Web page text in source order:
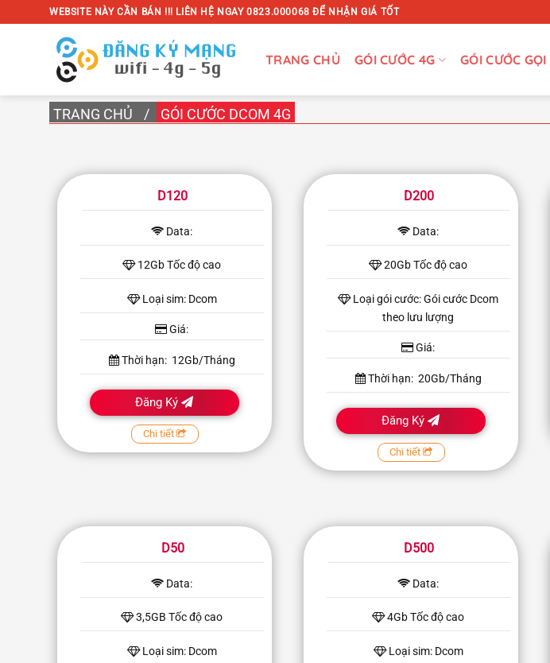
qua
WEBSITE NÀY CẦN BÁN !!! LIÊN HỆ NGAY 0823.000068 ĐỂ NHẬN GIÁ TỐT
TRANG CHỦ GÓI CƯỚC 4G GÓI CƯỚC GỌI
TRANG CHỦ / GÓI CƯỚC DCOM 4G
D120
Data:
12Gb Tốc độ cao
Loại sim: Dcom
Giá:
Thời hạn: 12Gb/Tháng
Đăng Ký
Chi tiết
D200
Data:
20Gb Tốc độ cao
Loại gói cước: Gói cước Dcom
theo lưu lượng
Giá:
Thời hạn: 20Gb/Tháng
Đăng Ký
Chi tiết
D50
Data:
3,5GB Tốc độ cao
Loại sim: Dcom
D500
Data:
4Gb Tốc độ cao
Loại sim: Dcom